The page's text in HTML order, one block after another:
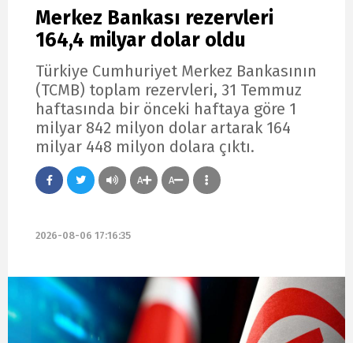
Merkez Bankası rezervleri
164,4 milyar dolar oldu
Türkiye Cumhuriyet Merkez Bankasının
(TCMB) toplam rezervleri, 31 Temmuz
haftasında bir önceki haftaya göre 1
milyar 842 milyon dolar artarak 164
milyar 448 milyon dolara çıktı.
A A
2026-08-06 17:16:35